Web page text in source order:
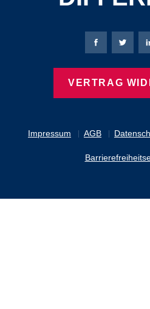
Impressum AGB
Bierbaum-
VERTRAG